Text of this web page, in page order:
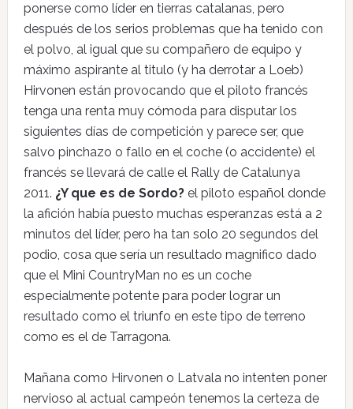
ponerse como líder en tierras catalanas, pero
después de los serios problemas que ha tenido con
el polvo, al igual que su compañero de equipo y
máximo aspirante al titulo (y ha derrotar a Loeb)
Hirvonen están provocando que el piloto francés
tenga una renta muy cómoda para disputar los
siguientes días de competición y parece ser, que
salvo pinchazo o fallo en el coche (o accidente) el
francés se llevará de calle el Rally de Catalunya
2011. ¿Y que es de Sordo?el piloto español donde
la afición había puesto muchas esperanzas está a 2
minutos del líder, pero ha tan solo 20 segundos del
podio, cosa que sería un resultado magnifico dado
que el Mini CountryMan no es un coche
especialmente potente para poder lograr un
resultado como el triunfo en este tipo de terreno
como es el de Tarragona.
Mañana como Hirvonen o Latvala no intenten poner
nervioso al actual campeón tenemos la certeza de